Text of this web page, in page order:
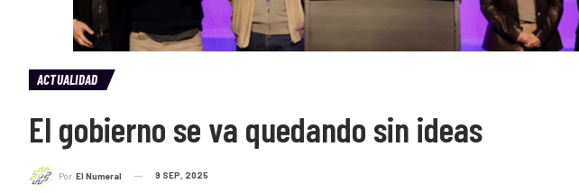
ACTUALIDAD
El gobierno se va quedando sin ideas
Por El Numeral 9 SEP, 2025